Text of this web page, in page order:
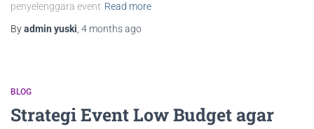
penyelenggara event Read more
Byadmin yuski 4 monthsago
BLOG
Strategi Event Low Budget agar